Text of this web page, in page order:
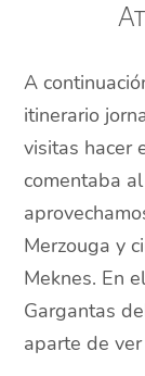
A
itinerario
visitas hacer
comentaba
Merzouga y
Meknes. En
Gargantas
aparte de